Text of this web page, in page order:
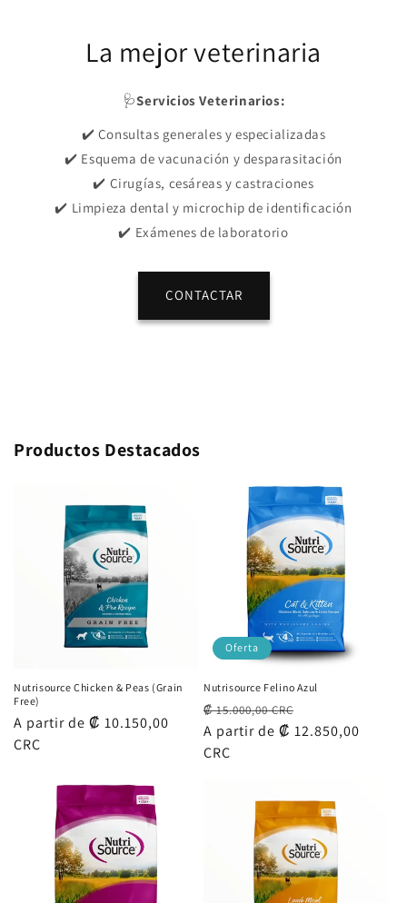
La mejor veterinaria
🩺Servicios Veterinarios:
✔️ Consultas generales y especializadas
✔️ Esquema de vacunación y desparasitación
✔️ Cirugías, cesáreas y castraciones
✔️ Limpieza dental y microchip de identificación
✔️ Exámenes de laboratorio
CONTACTAR
Productos Destacados
Nutrisource Chicken & Peas (Grain
Free)
Precio
habitual
A partir de ₡ 10.150,00
CRC
Oferta
Nutrisource Felino Azul
Precio
habitual
₡ 15.000,00 CRC
de
A partir de ₡ 12.850,00
CRC